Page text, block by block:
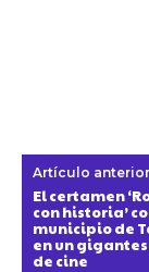
Artículo anterior
El certamen
con historia’
municipio de
en un
de cine